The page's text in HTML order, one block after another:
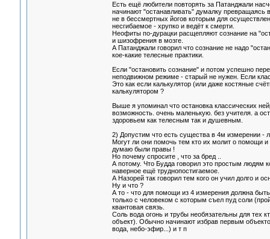
Есть ещё любители повторять за Патанджали
начинают "останавливать" думалку превращаясь
не в бессмертных йогов которым для
несгибаемое - хрупко и ведёт к смерти.
Неофиты по-дурацки расщепляют сознание на
и шизофрения в мозге.
А Патанджали говорил что сознание не надо
кое-какие телесные практики.
Если "остановить сознание" и потом успешно
неподвижном режиме - старый не нужен. Если
Это как если калькулятор (или даже костяные
калькулятором ?
Выше я упоминал что остановка классических
возможность. очень маленькую. без учителя. а
здоровьем как телесным так и душевным.
2) Допустим что есть существа в 4м измерении -
Могут ли они помочь тем кто их молит о помощи и
думаю были правы !
Но почему спросите , что за бред ..
А потому. Что Будда говорил это простым людям
наверное ещё труднопостигаемое.
А Назорей так говорил тем кого он учил долго и
Ну и что ?
А то - что для помощи из 4 измерения должна
только с человеком с которым съел пуд соли
квантовая связь.
Соль вода огонь и трубы необязательны для тех
объект). Обычно начинают избрав первым
вода, небо-эфир...) и т п